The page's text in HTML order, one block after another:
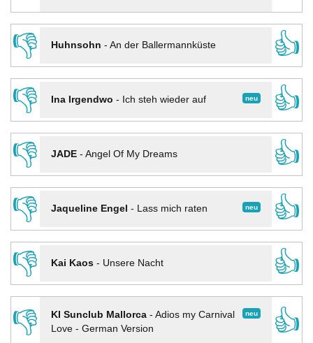
👎
Huhnsohn - An der Ballermannküste
👍
👎
neu
Ina Irgendwo - Ich steh wieder auf
👍
👎
JADE- Angel Of My Dreams
👍
👎
neu
Jaqueline Engel - Lass mich raten
👍
👎
Kai Kaos- Unsere Nacht
👍
👎
neu
KI Sunclub Mallorca- Adios my Carnival
Love - German Version
👍